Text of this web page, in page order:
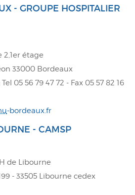
- GROUPE HOSPITALIER
2,1er étage
33000 Bordeaux
Tel 05 56 79 47 72 - Fax 05 57 82 16
-bordeaux.fr
- CAMSP
de Libourne
- 33505 Libourne cedex